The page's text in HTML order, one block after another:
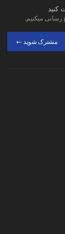
کنید
رسانی میکنیم.
مشترک شوید